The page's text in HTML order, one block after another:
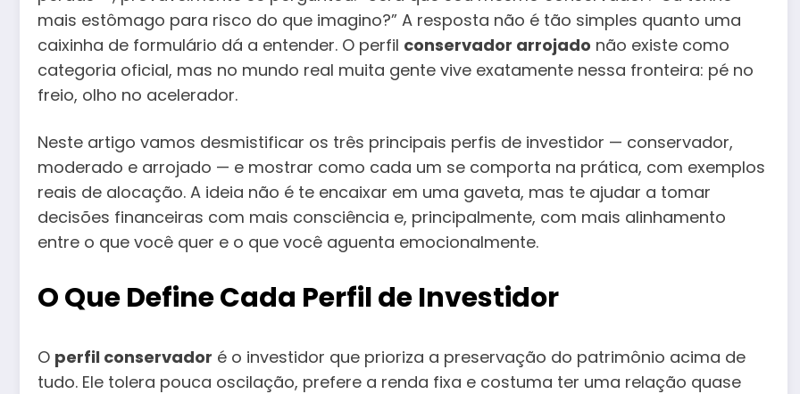
mais estômago para risco do que imagino?” A resposta não é tão simples quanto uma
caixinha de formulário dá a entender. O perfil conservador arrojado não existe como
categoria oficial, mas no mundo real muita gente vive exatamente nessa fronteira: pé no
freio, olho no acelerador.
Neste artigo vamos desmistificar os três principais perfis de investidor — conservador,
moderado e arrojado — e mostrar como cada um se comporta na prática, com exemplos
reais de alocação. A ideia não é te encaixar em uma gaveta, mas te ajudar a tomar
decisões financeiras com mais consciência e, principalmente, com mais alinhamento
entre o que você quer e o que você aguenta emocionalmente.
O Que Define Cada Perfil de Investidor
O perfil conservador é o investidor que prioriza a preservação do patrimônio acima de
tudo. Ele tolera pouca oscilação, prefere a renda fixa e costuma ter uma relação quase